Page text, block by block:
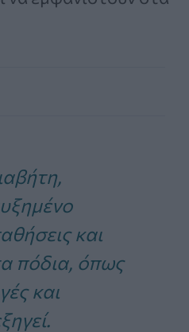
και
πόδια, όπως
και